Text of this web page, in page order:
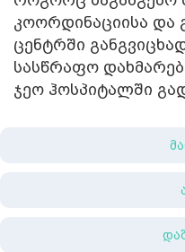
კოორდინაციისა და
ცენტრში
სასწრაფო
ჯეო ჰოსპიტალში